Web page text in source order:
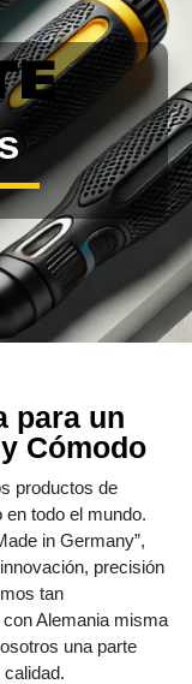
para un
Cómodo
productos de
todo el mundo.
in Germany”,
precisión
tan
Alemania misma
una parte